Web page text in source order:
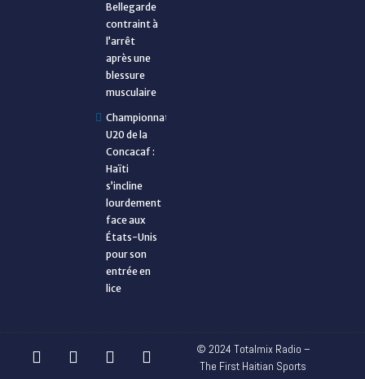
Bellegarde
contraint à
l’arrêt
après une
blessure
musculaire
Championnat
U20 de la
Concacaf :
Haïti
s’incline
lourdement
face aux
États-Unis
pour son
entrée en
lice
© 2024 Totalmix Radio –
The First Haitian Sports